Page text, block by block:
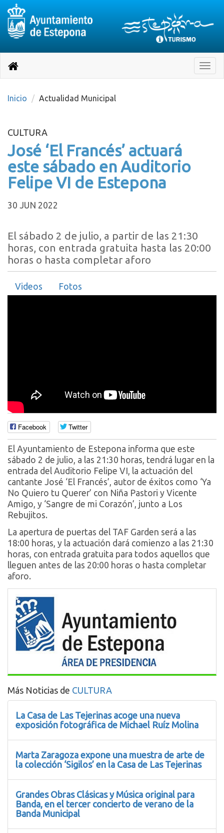
página
Toggle
Destino:
Volver
inicio
Inicio Actualidad Municipal
CULTURA
José ‘El Francés’ actuará
este sábado en Auditorio
Felipe VI de Estepona
30 JUN 2022
El sábado 2 de julio, a partir de las 21:30
horas, con entrada gratuita hasta las 20:00
horas o hasta completar aforo
Videos Fotos
Facebook Twitter
El Ayuntamiento de Estepona informa que este
sábado 2 de julio, a las 21:30 horas, tendrá lugar en la
entrada del Auditorio Felipe VI, la actuación del
cantante José ‘El Francés’, autor de éxitos como ‘Ya
No Quiero tu Querer’ con Niña Pastori y Vicente
Amigo, y ‘Sangre de mi Corazón’, junto a Los
Rebujitos.
La apertura de puertas del TAF Garden será a las
18:00 horas, y la actuación dará comienzo a las 21:30
horas, con entrada gratuita para todos aquellos que
lleguen antes de las 20:00 horas o hasta completar
aforo.
Más Noticias de CULTURA
La Casa de Las Tejerinas acoge una nueva
exposición fotográfica de Michael Ruíz Molina
Marta Zaragoza expone una muestra de arte de
la colección ‘Sigilos’ en la Casa de Las Tejerinas
Grandes Obras Clásicas y Música original para
Banda, en el tercer concierto de verano de la
Banda Municipal